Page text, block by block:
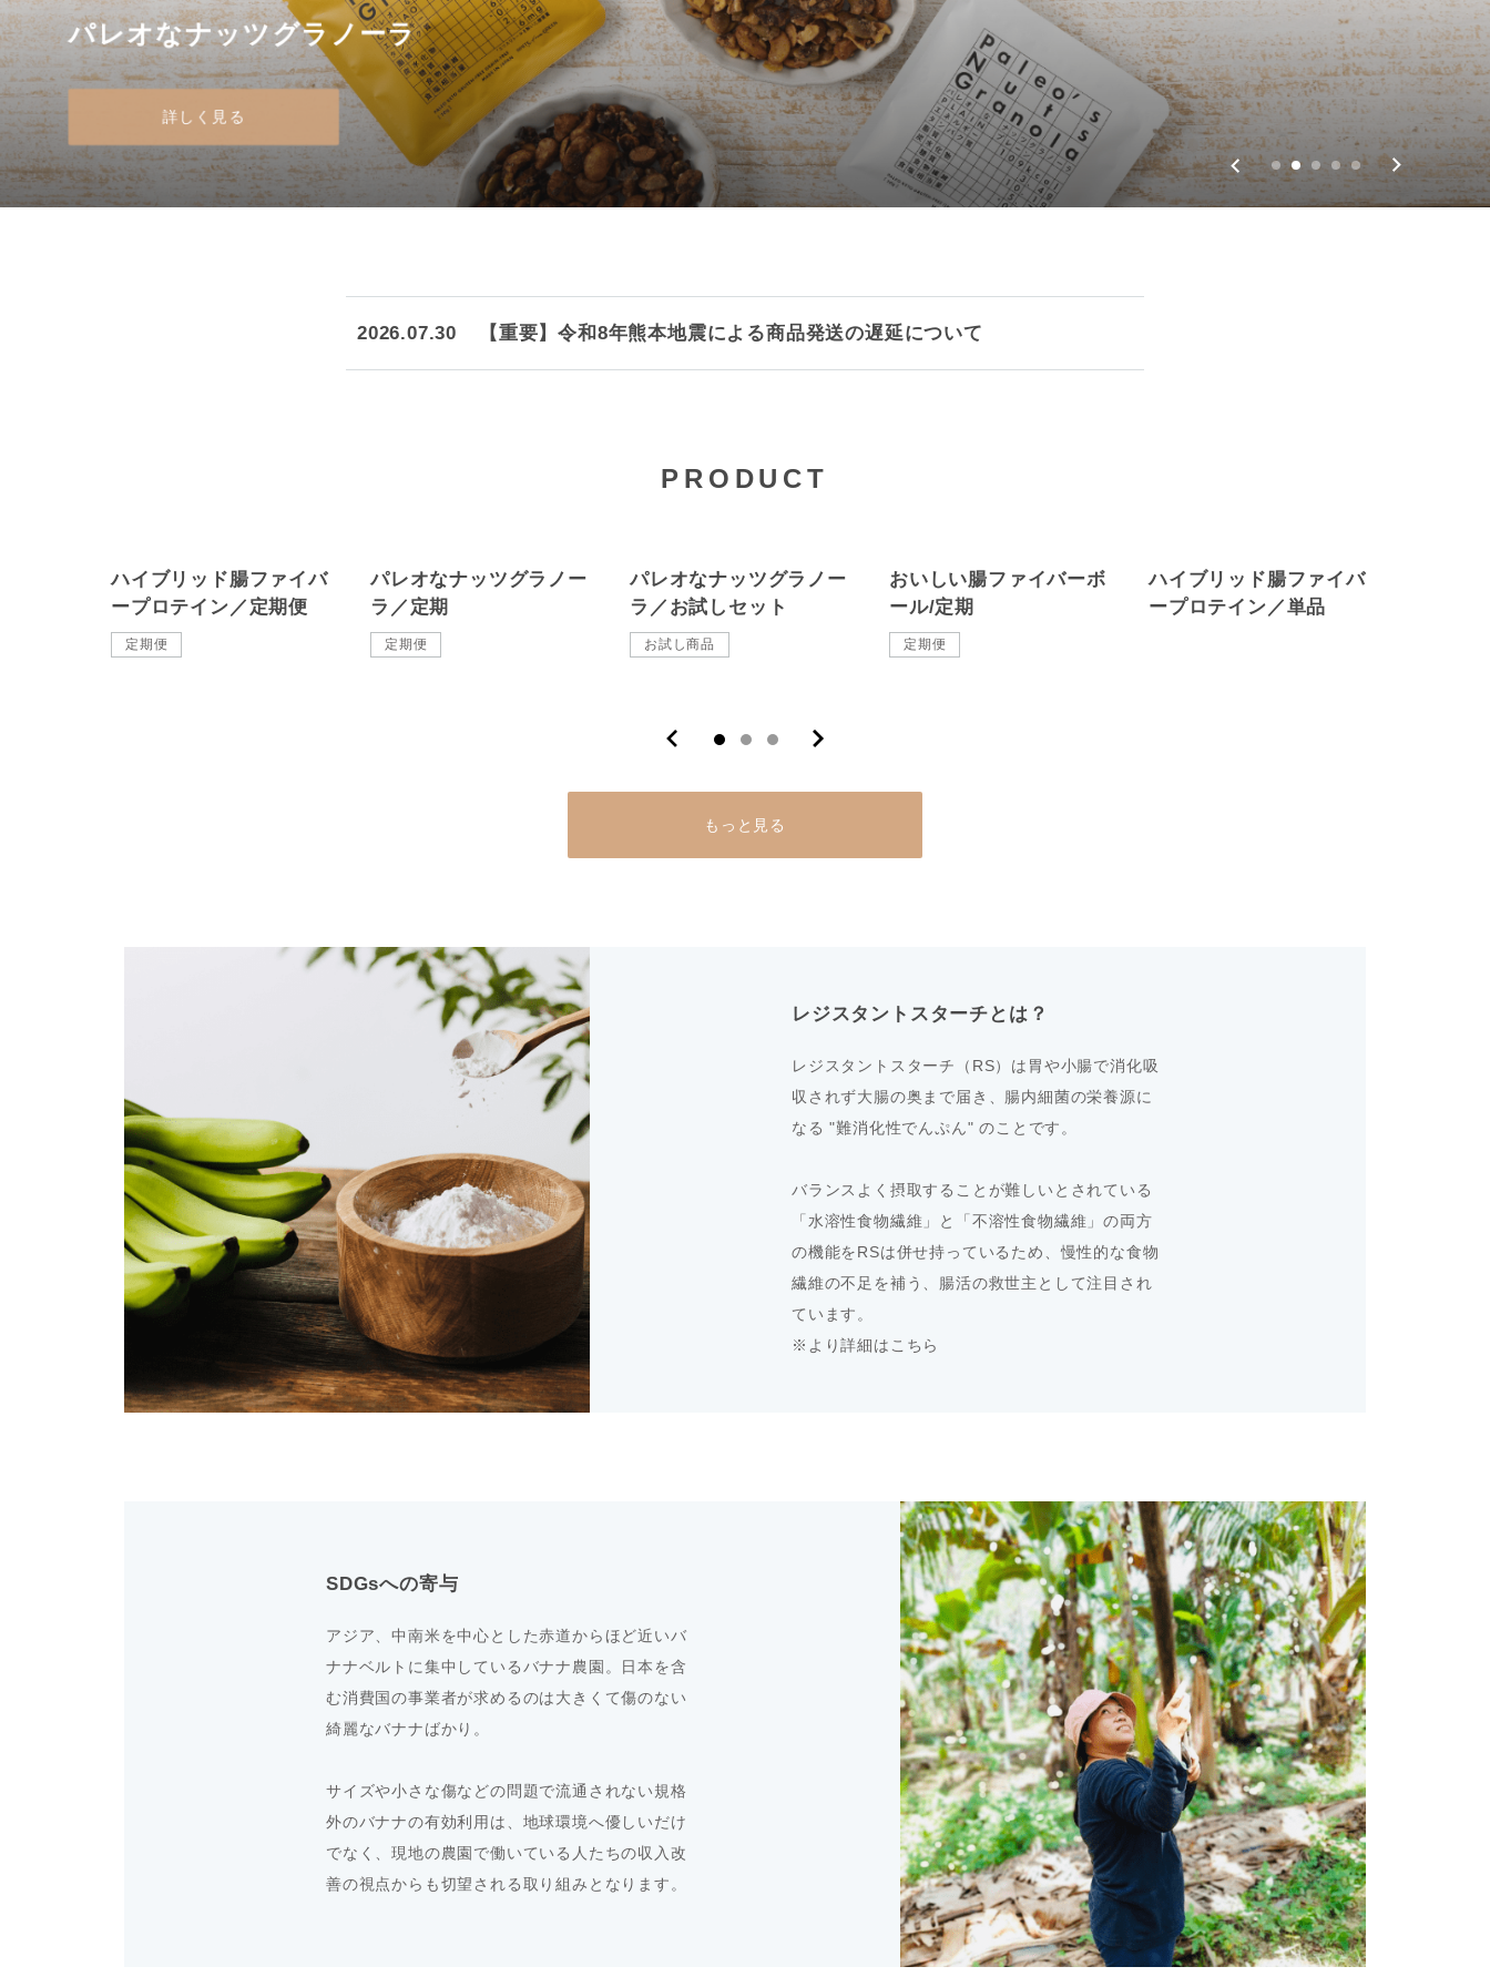
ハイブリッド腸ファイバープロテイン
パレオなナッツグラノーラ
詳しく見る
from Banana（フロムバナナ）
レジスタントスターチとは？
生産からお届けまで
2026.07.30 【重要】令和8年熊本地震による商品発送の遅延について
PRODUCT
ハイブリッド腸ファイバ
ープロテイン／定期便
定期便
パレオなナッツグラノー
ラ／定期
定期便
パレオなナッツグラノー
ラ／お試しセット
お試し商品
おいしい腸ファイバーボ
ール/定期
定期便
ハイブリッド腸ファイバ
ープロテイン／単品
もっと見る
レジスタントスターチとは？
レジスタントスターチ（RS）は胃や小腸で消化吸
収されず大腸の奥まで届き、腸内細菌の栄養源に
なる "難消化性でんぷん" のことです。
バランスよく摂取することが難しいとされている
「水溶性食物繊維」と「不溶性食物繊維」の両方
の機能をRSは併せ持っているため、慢性的な食物
繊維の不足を補う、腸活の救世主として注目され
ています。
※より詳細は こちら
SDGsへの寄与
アジア、中南米を中心とした赤道からほど近いバ
ナナベルトに集中しているバナナ農園。日本を含
む消費国の事業者が求めるのは大きくて傷のない
綺麗なバナナばかり。
サイズや小さな傷などの問題で流通されない規格
外のバナナの有効利用は、地球環境へ優しいだけ
でなく、現地の農園で働いている人たちの収入改
善の視点からも切望される取り組みとなります。